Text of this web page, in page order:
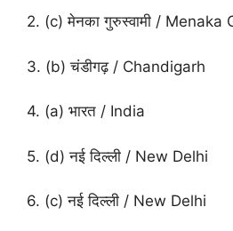
2. (c) मेनका गुरुस्वामी / Menaka
3. (b) चंडीगढ़ / Chandigarh
4. (a) भारत / India
5. (d) नई दिल्ली / New Delhi
6. (c) नई दिल्ली / New Delhi